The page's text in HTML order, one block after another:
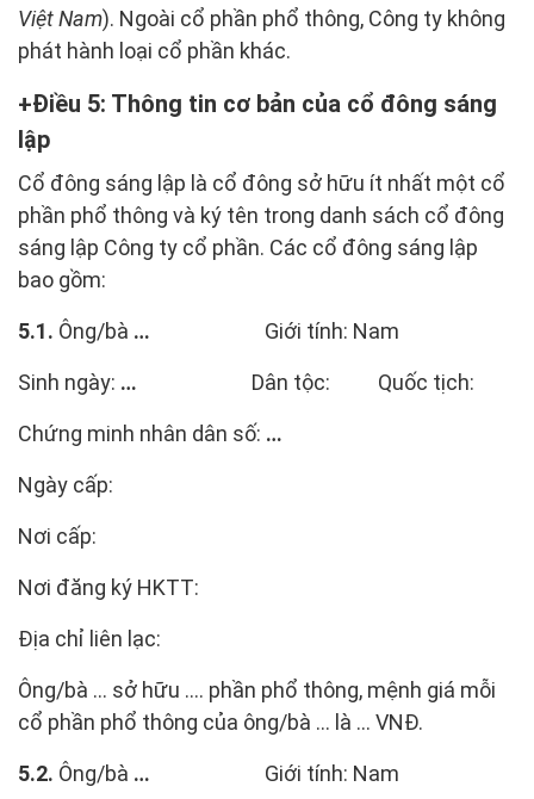
Việt Nam). Ngoài cổ phần phổ thông, Công ty không
phát hành loại cổ phần khác.
Điều 5: Thông tin cơ bản của cổ đông sáng
lập
Cổ đông sáng lập là cổ đông sở hữu ít nhất một cổ
phần phổ thông và ký tên trong danh sách cổ đông
sáng lập Công ty cổ phần. Các cổ đông sáng lập
bao gồm:
5.1. Ông/bà … Giới tính: Nam
Sinh ngày: … Dân tộc: Quốc tịch:
Chứng minh nhân dân số: …
Ngày cấp:
Nơi cấp:
Nơi đăng ký HKTT:
Địa chỉ liên lạc:
Ông/bà … sở hữu .... phần phổ thông, mệnh giá mỗi
cổ phần phổ thông của ông/bà ... là ... VNĐ.
5.2. Ông/bà … Giới tính: Nam